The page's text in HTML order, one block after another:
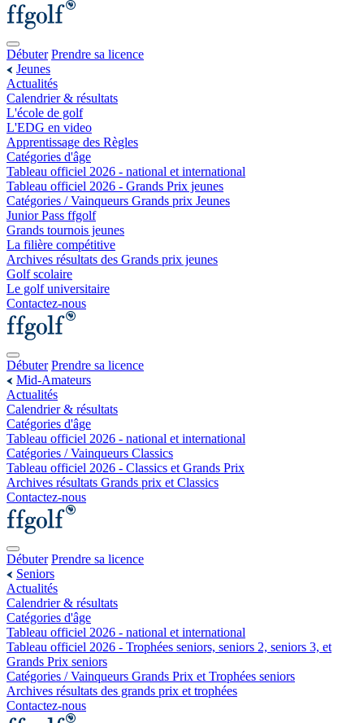
Débuter Prendre sa licence
Jeunes
Actualités
Calendrier & résultats
L'école de golf
L'EDG en video
Apprentissage des Règles
Catégories d'âge
Tableau officiel 2026 - national et international
Tableau officiel 2026 - Grands Prix jeunes
Catégories / Vainqueurs Grands prix Jeunes
Junior Pass ffgolf
Grands tournois jeunes
La filière compétitive
Archives résultats des Grands prix jeunes
Golf scolaire
Le golf universitaire
Contactez-nous
Débuter Prendre sa licence
Mid-Amateurs
Actualités
Calendrier & résultats
Catégories d'âge
Tableau officiel 2026 - national et international
Catégories / Vainqueurs Classics
Tableau officiel 2026 - Classics et Grands Prix
Archives résultats Grands prix et Classics
Contactez-nous
Débuter Prendre sa licence
Seniors
Actualités
Calendrier & résultats
Catégories d'âge
Tableau officiel 2026 - national et international
Tableau officiel 2026 - Trophées seniors, seniors 2, seniors 3, et
Grands Prix seniors
Catégories / Vainqueurs Grands Prix et Trophées seniors
Archives résultats des grands prix et trophées
Contactez-nous